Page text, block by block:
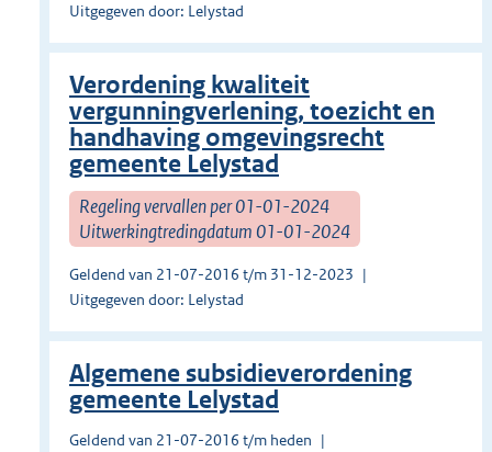
Uitgegeven door: Lelystad
Verordening kwaliteit
vergunningverlening, toezicht en
handhaving omgevingsrecht
gemeente Lelystad
Regeling vervallen per 01-01-2024
Uitwerkingtredingdatum 01-01-2024
Geldend van 21-07-2016 t/m 31-12-2023
Uitgegeven door: Lelystad
Algemene subsidieverordening
gemeente Lelystad
Geldend van 21-07-2016 t/m heden